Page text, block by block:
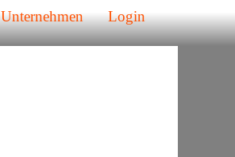
Unternehmen Login